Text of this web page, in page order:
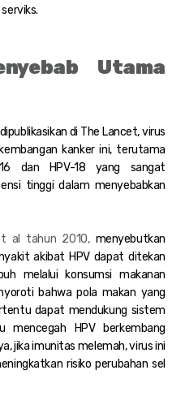
Utama
di The Lancet, virus
kanker ini, terutama
dan HPV-18 yang sangat
tinggi dalam menyebabkan
al tahun 2010,menyebutkan
akibat HPV dapat ditekan
melalui konsumsi makanan
bahwa pola makan yang
dapat mendukung sistem
mencegah HPV berkembang
jika imunitas melemah, virus ini
risiko perubahan sel